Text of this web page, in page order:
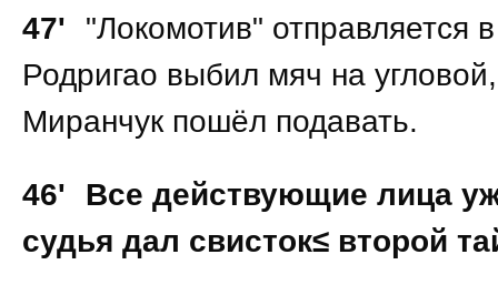
47'
"Локомотив" отправляется в
Родригао выбил мяч на
Миранчук пошёл подавать.
46'
Все действующие лица
судья дал свисток≤ второй